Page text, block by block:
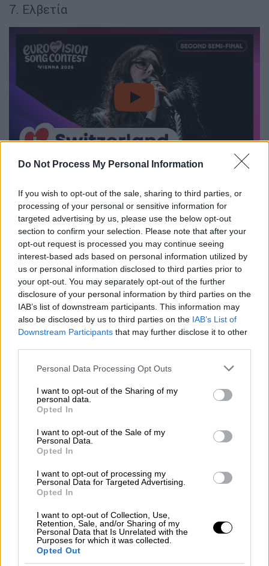
Do Not Process My Personal Information
If you wish to opt-out of the sale, sharing to third parties, or
processing of your personal or sensitive information for
targeted advertising by us, please use the below opt-out
section to confirm your selection. Please note that after your
opt-out request is processed you may continue seeing
interest-based ads based on personal information utilized by
us or personal information disclosed to third parties prior to
your opt-out. You may separately opt-out of the further
disclosure of your personal information by third parties on the
IAB’s list of downstream participants. This information may
also be disclosed by us to third parties on the IAB’s List of
Downstream Participants that may further disclose it to other
Please note that this website/app uses one or more Google
not limited to your visit or usage behaviour. You may click to
grant or deny consent to Google and its third-party tags to
use your data for below specified purposes in below Google
consent section.
Personal Data Processing Opt Outs
I want to opt-out of the Sharing of my
personal data.
Opted In
I want to opt-out of the Sale of my
Personal Data.
Opted In
I want to opt-out of processing my
Personal Data for Targeted Advertising.
Opted In
I want to opt-out of Collection, Use,
Retention, Sale, and/or Sharing of my
Personal Data that Is Unrelated with the
Purposes for which it was collected.
Opted Out
7. Ελβετία
video
video
9. Λετονία